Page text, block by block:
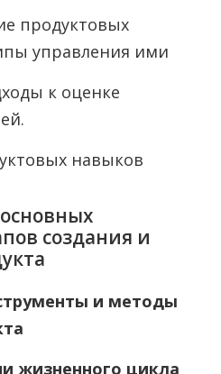
продуктовых
управления ими
к оценке
навыков
создания и
и методы
жизненного цикла